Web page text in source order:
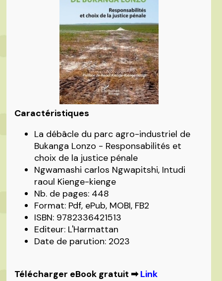
Caractéristiques
La débâcle du parc agro-industriel de
Bukanga Lonzo - Responsabilités et
choix de la justice pénale
Ngwamashi carlos Ngwapitshi, Intudi
raoul Kienge-kienge
Nb. de pages: 448
Format: Pdf, ePub, MOBI, FB2
ISBN: 9782336421513
Editeur: L'Harmattan
Date de parution: 2023
Télécharger eBook gratuit ➡Link